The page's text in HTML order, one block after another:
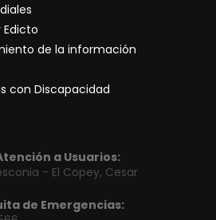
de la información
con Discapacidad
a Usuarios:
- El Copey, Cesar
de Emergencias: